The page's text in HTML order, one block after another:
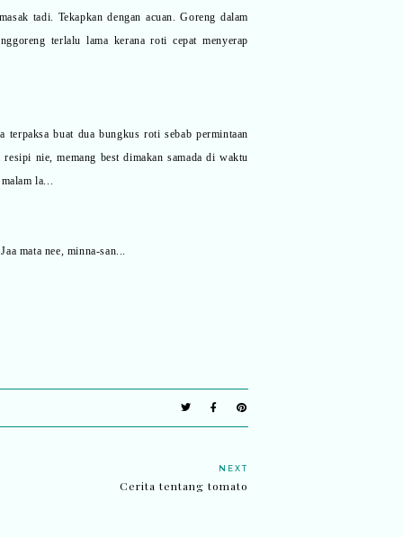
tadi. Tekapkan dengan acuan. Goreng dalam
terlalu lama kerana roti cepat menyerap
terpaksa buat dua bungkus roti sebab permintaan
nie, memang best dimakan samada di waktu
la...
mata nee, minna-san...
NEXT
Cerita tentang tomato